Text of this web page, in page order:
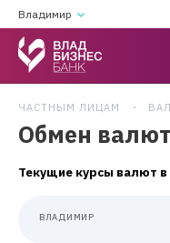
Владимир
ЧАСТНЫМ ЛИЦАМ
Обмен
Текущие курсы валют
ВЛАДИМИР